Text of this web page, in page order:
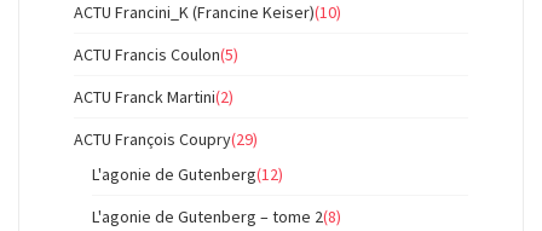
ACTU Francini_K (Francine Keiser)(10)
ACTU Francis Coulon(5)
ACTU Franck Martini(2)
ACTU François Coupry(29)
L'agonie de Gutenberg(12)
L'agonie de Gutenberg – tome 2(8)